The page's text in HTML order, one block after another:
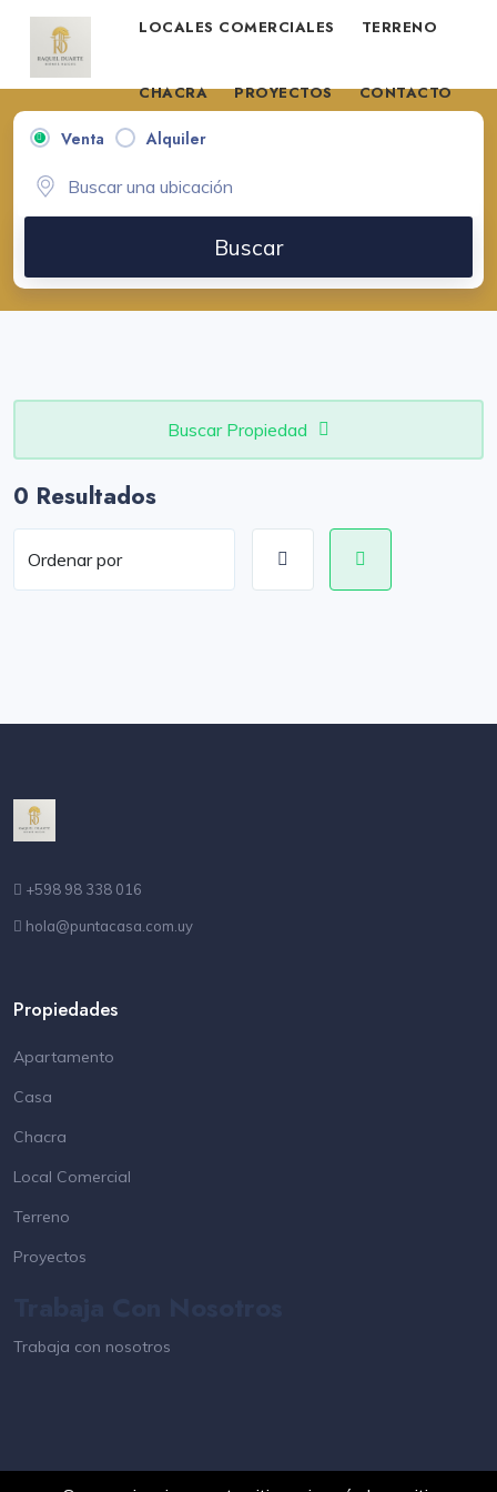
LOCALES COMERCIALES TERRENO
CHACRA PROYECTOS CONTACTO
VENDE TU PROPIEDAD
Venta Alquiler
Buscar
Buscar Propiedad
0 Resultados
+598 98 338 016
hola@puntacasa.com.uy
Propiedades
Apartamento
Casa
Chacra
Local Comercial
Terreno
Proyectos
Trabaja con nosotros